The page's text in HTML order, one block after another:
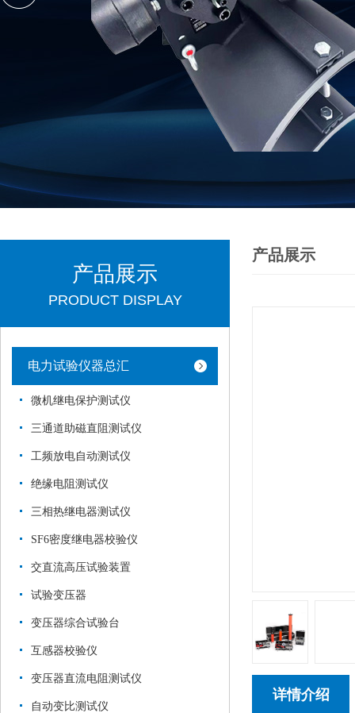
产品展示
PRODUCT DISPLAY
电力试验仪器总汇
微机继电保护测试仪
三通道助磁直阻测试仪
工频放电自动测试仪
绝缘电阻测试仪
三相热继电器测试仪
SF6密度继电器校验仪
交直流高压试验装置
试验变压器
变压器综合试验台
互感器校验仪
变压器直流电阻测试仪
自动变比测试仪
产品展示
详情介绍